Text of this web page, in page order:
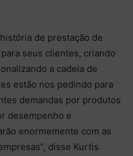
de prestação de
seus clientes, criando
a cadeia de
estão nos pedindo para
demandas por produtos
desempenho e
enormemente com as
disse Kurtis